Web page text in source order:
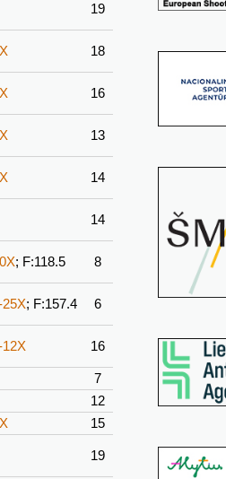
19
18
16
13
14
14
; F:118.5 8
25X; F:157.4 6
12X 16
7
12
15
19